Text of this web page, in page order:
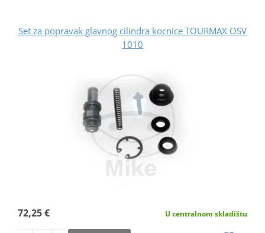
Set za popravak glavnog cilindra kocnice TOURMAX OSV
1010
72,25 € U centralnom skladištu